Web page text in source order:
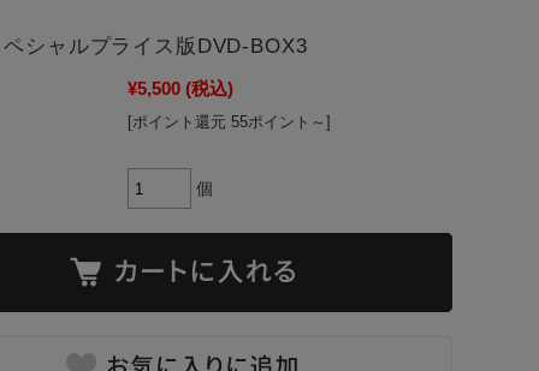
シャルプライス版DVD-BOX3
¥5,500 (税込)
[ポイント還元 55ポイント～]
個